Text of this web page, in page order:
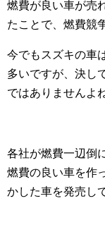
燃費が良い車が売
たことで、燃費競
今でもスズキの車
多いですが、決し
ではありませんよ
各社が燃費一辺倒
燃費の良い車を作
かした車を発売し